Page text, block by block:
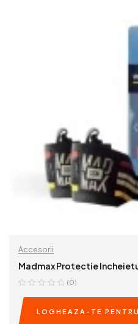
Accesorii
Madmax Protectie
(0)
LOGHEAZA-TE